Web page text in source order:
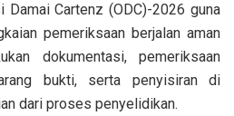
Damai Cartenz (ODC)-2026 guna
pemeriksaan berjalan aman
dokumentasi, pemeriksaan
bukti, serta penyisiran di
dari proses penyelidikan.